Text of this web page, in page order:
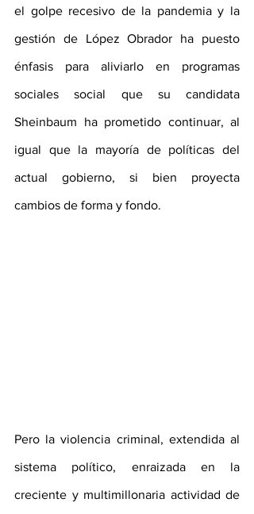
el golpe recesivo de la pandemia y la
gestión de López Obrador ha puesto
énfasis para aliviarlo en programas
sociales social que su candidata
Sheinbaum ha prometido continuar, al
igual que la mayoría de políticas del
actual gobierno, si bien proyecta
cambios de forma y fondo.
Pero la violencia criminal, extendida al
sistema político, enraizada en la
creciente y multimillonaria actividad de